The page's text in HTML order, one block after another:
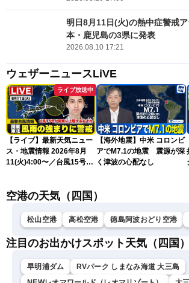
明日8月11日(火)の熱中症警戒
本・鹿児島の3県に発表
2026.08.10 17:21
ウェザーニュースLiVE
ライブ放送中
【ライブ】最新天気ニュー
ス・地震情報 2026年8月
11(火)4:00〜／台風15号が
グ・福吉貴文〉／H3ロケッ
【海外地震】中米 コロンビ
アでM7.1の地震 震源が深
く津波の心配なし
空港の天気（四国）
松山空港 高松空港 徳島阿波おどり空港
注目のお出かけスポット天気（四国）
早明浦ダム
RVパーク しまなみ海道 大三島